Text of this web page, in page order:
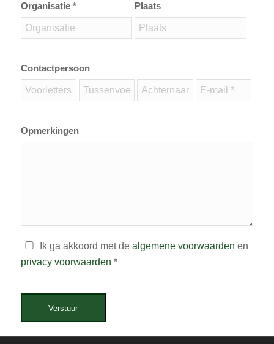
Organisatie * Plaats
Contactpersoon
Opmerkingen
Ik ga akkoord met de algemene voorwaarden en
privacy voorwaarden *
Verstuur